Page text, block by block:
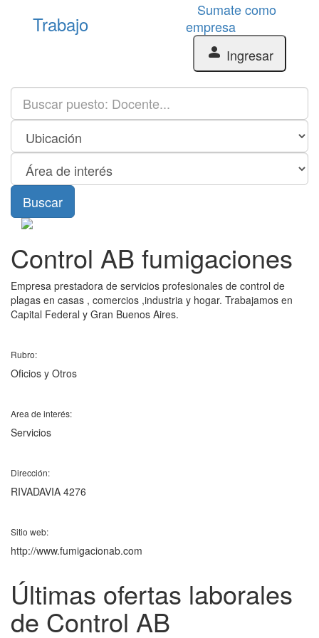
Trabajo
Sumate como
empresa
person Ingresar
Buscar
Control AB fumigaciones
Empresa prestadora de servicios profesionales de control de
plagas en casas , comercios ,industria y hogar. Trabajamos en
Capital Federal y Gran Buenos Aires.
Rubro:
Oficios y Otros
Area de interés:
Servicios
Dirección:
RIVADAVIA 4276
Sitio web:
http://www.fumigacionab.com
Últimas ofertas laborales
de Control AB